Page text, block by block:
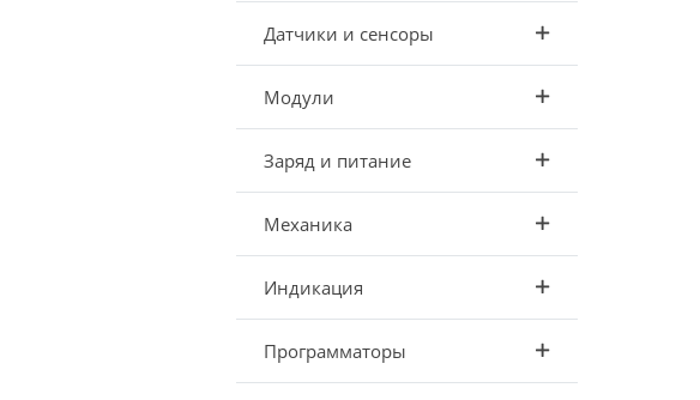
Датчики и сенсоры
Модули
Заряд и питание
Механика
Индикация
Программаторы